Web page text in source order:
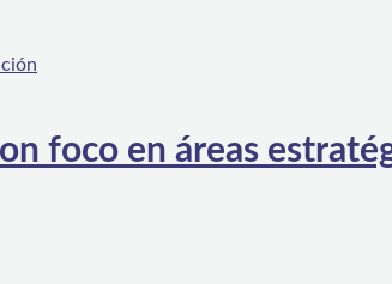
foco en áreas